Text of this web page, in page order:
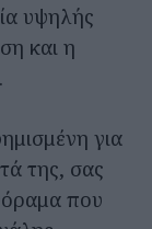
υψηλής
και η
για
της, σας
που